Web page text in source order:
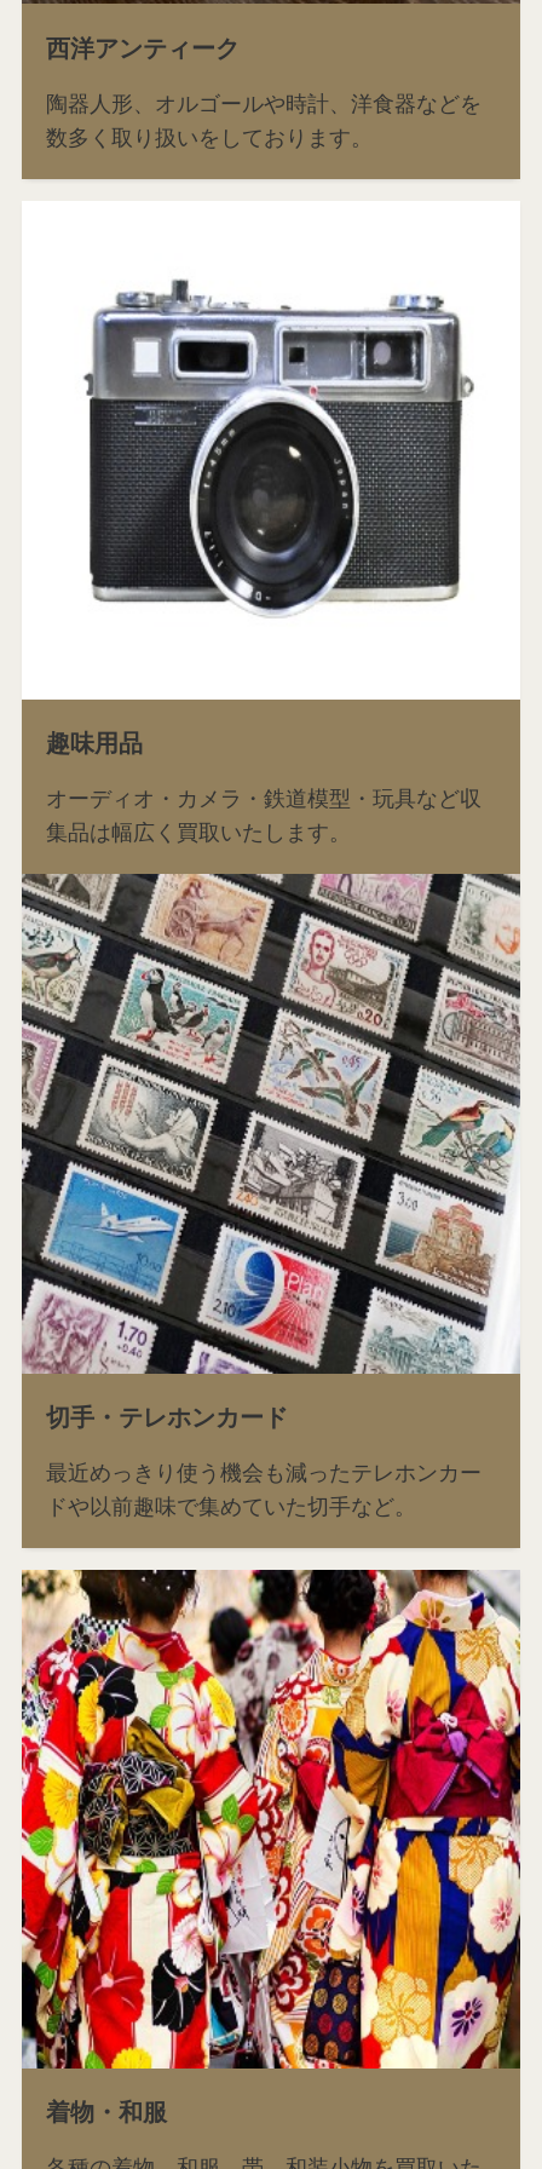
西洋アンティーク
陶器人形、オルゴールや時計、洋食器などを
数多く取り扱いをしております。
趣味用品
オーディオ・カメラ・鉄道模型・玩具など収
集品は幅広く買取いたします。
切手・テレホンカード
最近めっきり使う機会も減ったテレホンカー
ドや以前趣味で集めていた切手など。
着物・和服